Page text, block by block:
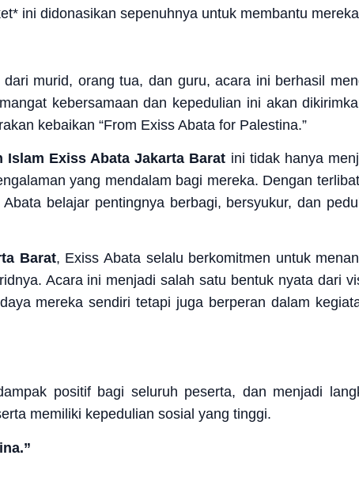
ini didonasikan sepenuhnya untuk membantu
murid, orang tua, dan guru, acara ini berhasil
kebersamaan dan kepedulian ini akan
kebaikan “From Exiss Abata for Palestina.”
Islam Exiss Abata Jakarta Barat ini tidak hanya
yang mendalam bagi mereka. Dengan
belajar pentingnya berbagi, bersyukur, dan
Barat, Exiss Abata selalu berkomitmen untuk
Acara ini menjadi salah satu bentuk nyata dari
mereka sendiri tetapi juga berperan dalam
positif bagi seluruh peserta, dan menjadi
memiliki kepedulian sosial yang tinggi.